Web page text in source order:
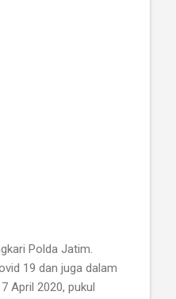
Polda Jatim.
19 dan juga dalam
April 2020, pukul